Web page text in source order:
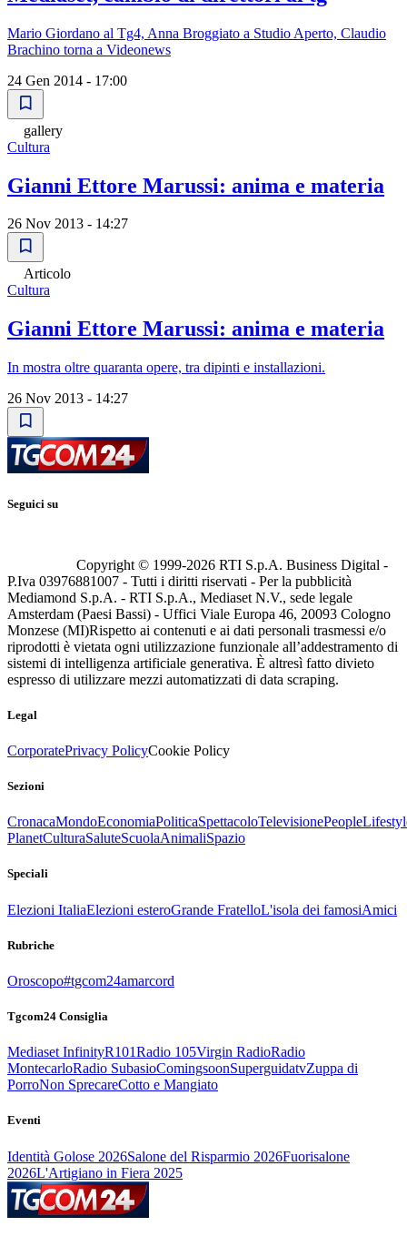
Mario Giordano al Tg4, Anna Broggiato a Studio Aperto, Claudio
Brachino torna a Videonews
24 Gen 2014 - 17:00
gallery
Cultura
Gianni Ettore Marussi: anima e materia
26 Nov 2013 - 14:27
Articolo
Cultura
Gianni Ettore Marussi: anima e materia
In mostra oltre quaranta opere, tra dipinti e installazioni.
26 Nov 2013 - 14:27
Seguici su
Copyright © 1999-2026 RTI S.p.A. Business Digital -
P.Iva 03976881007 - Tutti i diritti riservati - Per la pubblicità
Mediamond S.p.A. - RTI S.p.A., Mediaset N.V., sede legale
Amsterdam (Paesi Bassi) - Uffici Viale Europa 46, 20093 Cologno
Monzese (MI)Rispetto ai contenuti e ai dati personali trasmessi e/o
riprodotti è vietata ogni utilizzazione funzionale all’addestramento di
sistemi di intelligenza artificiale generativa. È altresì fatto divieto
espresso di utilizzare mezzi automatizzati di data scraping.
Legal
CorporatePrivacy PolicyCookie Policy
Sezioni
CronacaMondoEconomiaPoliticaSpettacoloTelevisionePeople
PlanetCulturaSaluteScuolaAnimaliSpazio
Speciali
Elezioni ItaliaElezioni esteroGrande FratelloL'isola dei famosiAmici
Rubriche
Oroscopo#tgcom24amarcord
Tgcom24 Consiglia
Mediaset InfinityR101Radio 105Virgin RadioRadio
MontecarloRadio SubasioComingsoonSuperguidatvZuppa di
PorroNon SprecareCotto e Mangiato
Eventi
Identità Golose 2026Salone del Risparmio 2026Fuorisalone
2026L'Artigiano in Fiera 2025